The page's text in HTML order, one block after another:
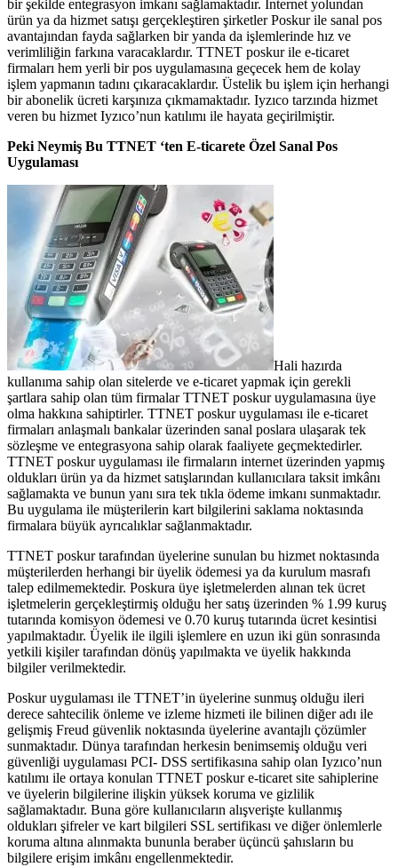
bir şekilde entegrasyon imkanı sağlamaktadır. İnternet yolundan
ürün ya da hizmet satışı gerçekleştiren şirketler Poskur ile sanal pos
avantajından fayda sağlarken bir yanda da işlemlerinde hız ve
verimliliğin farkına varacaklardır. TTNET poskur ile e-ticaret
firmaları hem yerli bir pos uygulamasına geçecek hem de kolay
işlem yapmanın tadını çıkaracaklardır. Üstelik bu işlem için herhangi
bir abonelik ücreti karşınıza çıkmamaktadır. Iyzıco tarzında hizmet
veren bu hizmet Iyzıco’nun katılımı ile hayata geçirilmiştir.
Peki Neymiş Bu TTNET ‘ten E-ticarete Özel Sanal Pos
Uygulaması
Hali hazırda
kullanıma sahip olan sitelerde ve e-ticaret yapmak için gerekli
şartlara sahip olan tüm firmalar TTNET poskur uygulamasına üye
olma hakkına sahiptirler. TTNET poskur uygulaması ile e-ticaret
firmaları anlaşmalı bankalar üzerinden sanal poslara ulaşarak tek
sözleşme ve entegrasyona sahip olarak faaliyete geçmektedirler.
TTNET poskur uygulaması ile firmaların internet üzerinden yapmış
oldukları ürün ya da hizmet satışlarından kullanıcılara taksit imkânı
sağlamakta ve bunun yanı sıra tek tıkla ödeme imkanı sunmaktadır.
Bu uygulama ile müşterilerin kart bilgilerini saklama noktasında
firmalara büyük ayrıcalıklar sağlanmaktadır.
TTNET poskur tarafından üyelerine sunulan bu hizmet noktasında
müşterilerden herhangi bir üyelik ödemesi ya da kurulum masrafı
talep edilmemektedir. Poskura üye işletmelerden alınan tek ücret
işletmelerin gerçekleştirmiş olduğu her satış üzerinden % 1.99 kuruş
tutarında komisyon ödemesi ve 0.70 kuruş tutarında ücret kesintisi
yapılmaktadır. Üyelik ile ilgili işlemlere en uzun iki gün sonrasında
yetkili kişiler tarafından dönüş yapılmakta ve üyelik hakkında
bilgiler verilmektedir.
Poskur uygulaması ile TTNET’in üyelerine sunmuş olduğu ileri
derece sahtecilik önleme ve izleme hizmeti ile bilinen diğer adı ile
gelişmiş Freud güvenlik noktasında üyelerine avantajlı çözümler
sunmaktadır. Dünya tarafından herkesin benimsemiş olduğu veri
güvenliği uygulaması PCI- DSS sertifikasına sahip olan Iyzıco’nun
katılımı ile ortaya konulan TTNET poskur e-ticaret site sahiplerine
ve üyelerin bilgilerine ilişkin yüksek koruma ve gizlilik
sağlamaktadır. Buna göre kullanıcıların alışverişte kullanmış
oldukları şifreler ve kart bilgileri SSL sertifikası ve diğer önlemlerle
koruma altına alınmakta bununla beraber üçüncü şahısların bu
bilgilere erişim imkânı engellenmektedir.